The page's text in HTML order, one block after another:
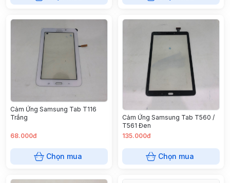
Cảm Ứng Samsung Tab T116
Trắng
68.000đ
Chọn mua
Cảm Ứng Samsung Tab T560 /
T561 Đen
135.000đ
Chọn mua